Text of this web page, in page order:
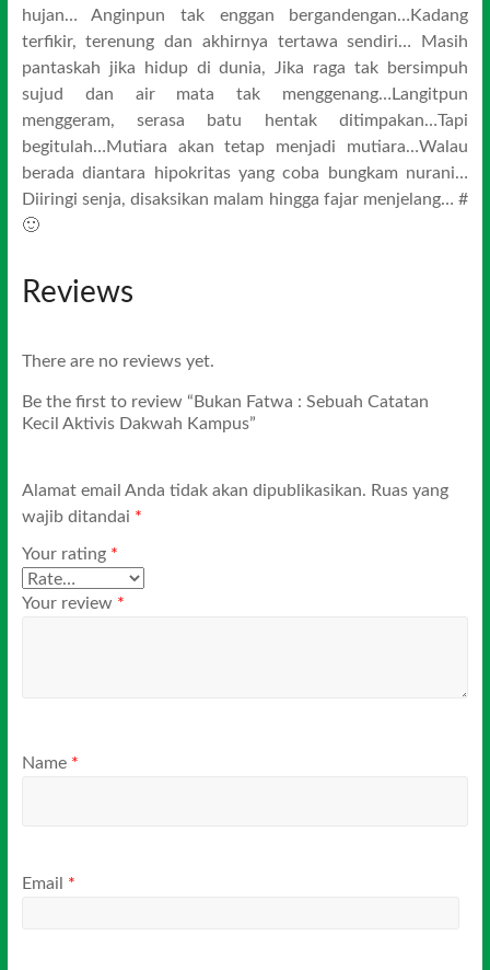
hujan… Anginpun tak enggan bergandengan…Kadang
terfikir, terenung dan akhirnya tertawa sendiri… Masih
pantaskah jika hidup di dunia, Jika raga tak bersimpuh
sujud dan air mata tak menggenang…Langitpun
menggeram, serasa batu hentak ditimpakan…Tapi
begitulah…Mutiara akan tetap menjadi mutiara…Walau
berada diantara hipokritas yang coba bungkam nurani…
Diiringi senja, disaksikan malam hingga fajar menjelang… #
🙂
Reviews
There are no reviews yet.
Be the first to review “Bukan Fatwa : Sebuah Catatan
Kecil Aktivis Dakwah Kampus”
Alamat email Anda tidak akan dipublikasikan. Ruas yang
wajib ditandai *
Your rating *
Your review *
Name *
Email *